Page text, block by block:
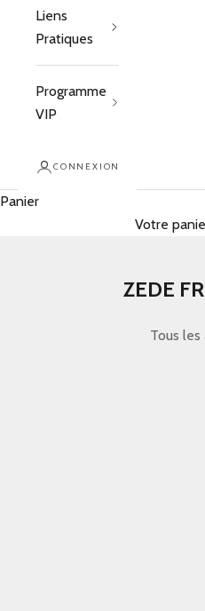
Liens
Pratiques
Programme
VIP
CONNEXION
Panier
Votre
ZEDE
Tous les